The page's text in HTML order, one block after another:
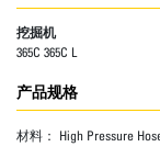
挖掘机
365C 365C L
产品规格
材料： High Pressure